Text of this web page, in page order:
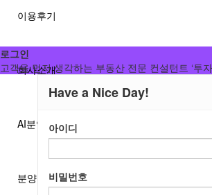
이용후기
회사소개
AI분양/투자분석
분양분석진단
로그인
고객을 먼저 생각하는 부동산 전문 컨설턴트 ‘투
Have a Nice Day!
아이디
비밀번호